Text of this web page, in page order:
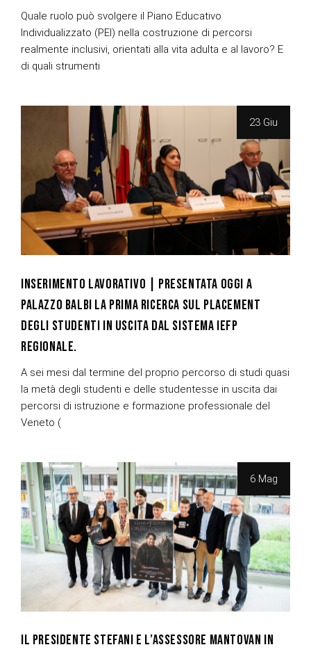
Quale ruolo può svolgere il Piano Educativo
Individualizzato (PEI) nella costruzione di percorsi
realmente inclusivi, orientati alla vita adulta e al lavoro? E
di quali strumenti
23 Giu
INSERIMENTO LAVORATIVO | PRESENTATA OGGI A
PALAZZO BALBI LA PRIMA RICERCA SUL PLACEMENT
DEGLI STUDENTI IN USCITA DAL SISTEMA IEFP
REGIONALE.
A sei mesi dal termine del proprio percorso di studi quasi
la metà degli studenti e delle studentesse in uscita dai
percorsi di istruzione e formazione professionale del
Veneto (
6 Mag
IL PRESIDENTE STEFANI E L’ASSESSORE MANTOVAN IN